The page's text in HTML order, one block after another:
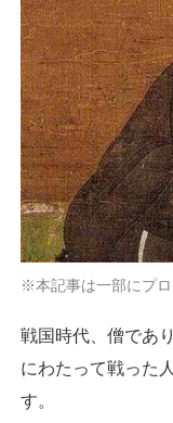
※本記事は一部にプ
戦国時代、僧であ
にわたって戦った
す。